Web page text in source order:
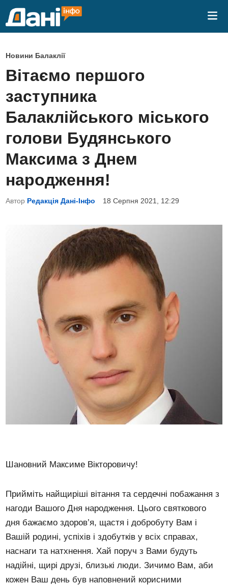
P
o
s
t
e
d
n
Новини Балаклії
Вітаємо першого
заступника
Балаклійського міського
голови Будянського
Максима з Днем
народження!
Автор Редакція Дані-Інфо 18 Серпня 2021, 12:29
Шановний Максиме Вікторовичу!
Прийміть найщиріші вітання та сердечні побажання з
нагоди Вашого Дня народження. Цього святкового
дня бажаємо здоров’я, щастя і добробуту Вам і
Вашій родині, успіхів і здобутків у всіх справах,
наснаги та натхнення. Хай поруч з Вами будуть
надійні, щирі друзі, близькі люди. Зичимо Вам, аби
кожен Ваш день був наповнений корисними